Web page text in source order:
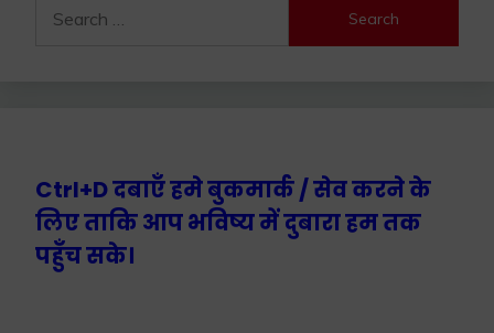
for:
Ctrl+D दबाएँ हमे बुकमार्क / सेव करने के
लिए ताकि आप भविष्य में दुबारा हम तक
पहुँच सके।